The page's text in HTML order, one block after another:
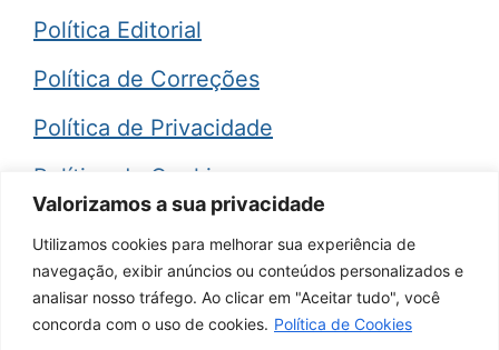
Valorizamos a sua privacidade
Utilizamos cookies para melhorar sua experiência de
navegação, exibir anúncios ou conteúdos personalizados e
analisar nosso tráfego. Ao clicar em "Aceitar tudo", você
concorda com o uso de cookies. Política de Cookies
Política Editorial
Política de Correções
Política de Privacidade
Política de Cookies
Aviso Legal (Disclaimer)